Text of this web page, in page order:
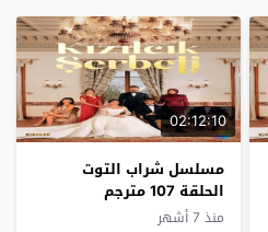
02:12:10
مسلسل شراب التوت
الحلقة 107 مترجم
منذ 7 أشهر